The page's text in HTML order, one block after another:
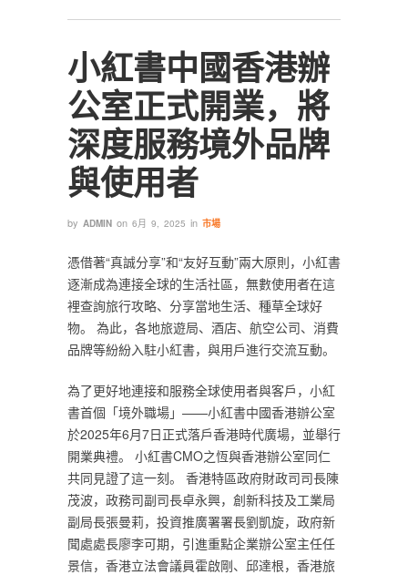
小紅書中國香港辦
公室正式開業，將
深度服務境外品牌
與使用者
by ADMIN on 6月 9, 2025 in 市場
憑借著“真誠分享”和“友好互動”兩大原則，小紅書
逐漸成為連接全球的生活社區，無數使用者在這
裡查詢旅行攻略、分享當地生活、種草全球好
物。 為此，各地旅遊局、酒店、航空公司、消費
品牌等紛紛入駐小紅書，與用戶進行交流互動。
為了更好地連接和服務全球使用者與客戶，小紅
書首個「境外職場」——小紅書中國香港辦公室
於2025年6月7日正式落戶香港時代廣場，並舉行
開業典禮。 小紅書CMO之恆與香港辦公室同仁
共同見證了這一刻。 香港特區政府財政司司長陳
茂波，政務司副司長卓永興，創新科技及工業局
副局長張曼莉，投資推廣署署長劉凱旋，政府新
聞處處長廖李可期，引進重點企業辦公室主任任
景信，香港立法會議員霍啟剛、邱達根，香港旅